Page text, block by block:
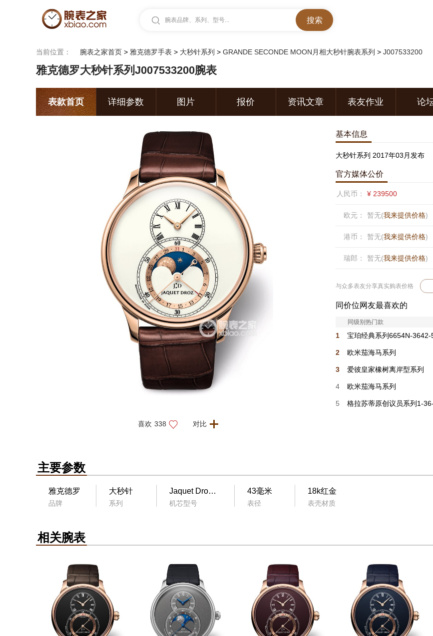
腕表品牌、系列、型号...
当前位置： 腕表之家首页 > 雅克德罗手表 > 大秒针系列 > GRANDE SECONDE MOON月相大秒针腕表系列 > J007533200
雅克德罗大秒针系列J007533200腕表
表款首页 详细参数 图片 报价 资讯文章 表友作业 论
喜欢 338 对比
基本信息
大秒针系列 2017年03月发布
官方媒体公价
人民币： ¥ 239500
欧元： 暂无(我来提供价格)
港币： 暂无(我来提供价格)
瑞郎： 暂无(我来提供价格)
与众多表友分享真实购表价格
同价位网友最喜欢的
同级别热门款
1 宝珀经典系列6654N-3642-
2 欧米茄海马系列
210.62.42.20.01.003
3 爱彼皇家橡树离岸型系列
15720ST.OO.A403CA.01
4 欧米茄海马系列
210.52.42.20.04.001
5 格拉苏蒂原创议员系列1-
主要参数
雅克德罗
品牌
大秒针
系列
Jaquet Droz 2660QL3
机芯型号
43毫米
表径
18k红金
表壳材质
相关腕表